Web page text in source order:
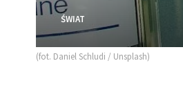
ŚWIAT
(fot. Daniel Schludi / Unsplash)